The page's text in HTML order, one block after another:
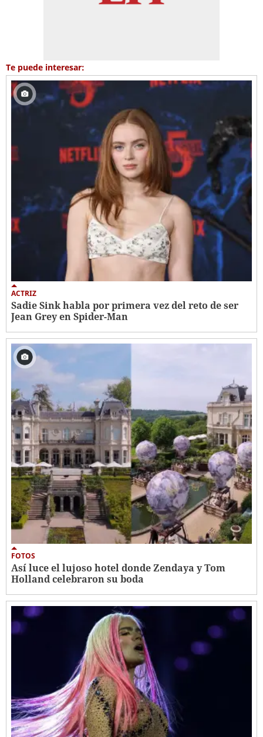
Te puede interesar:
ACTRIZ
Sadie Sink habla por primera vez del reto de ser
Jean Grey en Spider-Man
FOTOS
Así luce el lujoso hotel donde Zendaya y Tom
Holland celebraron su boda